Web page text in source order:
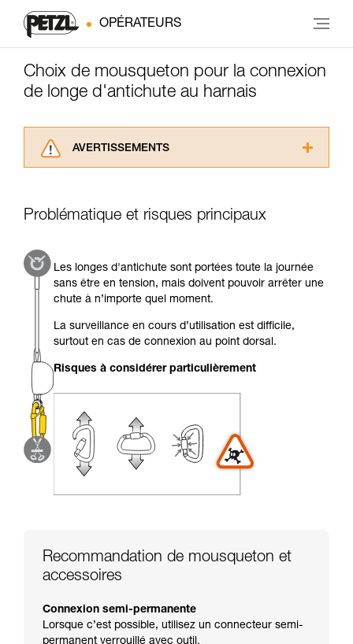
OPÉRATEURS
Choix de mousqueton pour la connexion
de longe d'antichute au harnais
AVERTISSEMENTS
consulter. Vous devez avoir compris les
informations de la notice technique pour
Maîtriser ces techniques nécessite une
formation et un entraînement spécifique. Validez
avec un professionnel votre capacité à refaire
la manipulation, seul, en toute sécurité, avant
de la reproduire en autonomie.
Nous donnons des exemples de techniques
liées à votre activité. Il peut en exister d’autres
Problématique et risques principaux
Les longes d'antichute sont portées toute la journée
sans être en tension, mais doivent pouvoir arrêter une
chute à n’importe quel moment.
La surveillance en cours d’utilisation est difficile,
surtout en cas de connexion au point dorsal.
Risques à considérer particulièrement
Recommandation de mousqueton et
accessoires
Connexion semi-permanente
Lorsque c’est possible, utilisez un connecteur semi-